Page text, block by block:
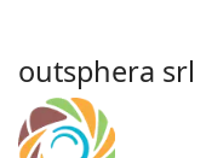
outsphera srl